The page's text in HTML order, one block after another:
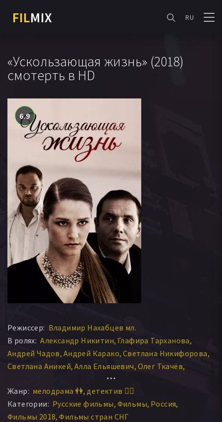
FILMIX RU
«Ускользающая жизнь» (2018)
смотерть в HD
6.9
Режиссер: Владимир Нахабцев мл.
В ролях: Александр Никитин Глафира Тарханова
Андрей Чадов Андрей Карако Светлана Никифорова
Светлана Аникей Алла Ельяшевич Олег Ткачёв
Анна Полупанова
Александр Подобед Алеся Самоховец
Жанр: мелодрама 👫 детектив 🕵️‍♂️
Категории: Русские фильмы Фильмы Россия
Фильмы 2018 Фильмы стран СНГ